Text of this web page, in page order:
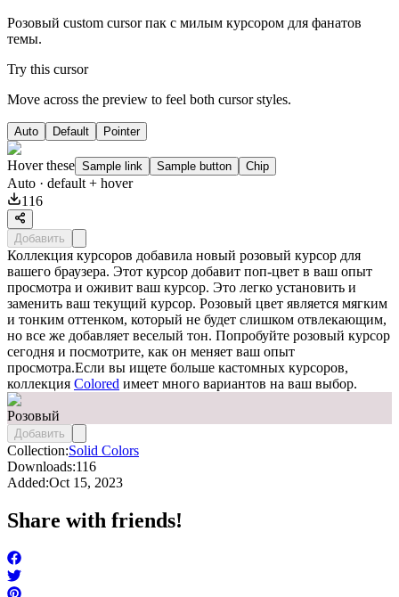
Розовый custom cursor пак с милым курсором для фанатов
темы.
Try this cursor
Move across the preview to feel both cursor styles.
Auto Default Pointer
Hover these Sample link Sample button Chip
Auto · default + hover
116
Добавить
Коллекция курсоров добавила новый розовый курсор для
вашего браузера. Этот курсор добавит поп-цвет в ваш опыт
просмотра и оживит ваш курсор. Это легко установить и
заменить ваш текущий курсор. Розовый цвет является мягким
и тонким оттенком, который не будет слишком отвлекающим,
но все же добавляет веселый тон. Попробуйте розовый курсор
сегодня и посмотрите, как он меняет ваш опыт
просмотра.Если вы ищете больше кастомных курсоров,
коллекция Colored имеет много вариантов на ваш выбор.
Розовый
Добавить
Collection:Solid Colors
Downloads:116
Added:Oct 15, 2023
Share with friends!